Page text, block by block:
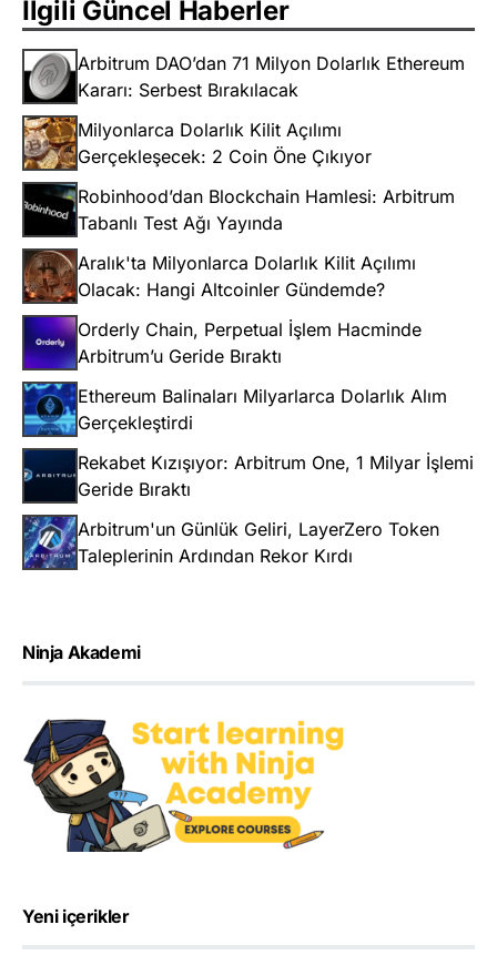
İlgili Güncel Haberler
Arbitrum DAO’dan 71 Milyon Dolarlık Ethereum
Kararı: Serbest Bırakılacak
Milyonlarca Dolarlık Kilit Açılımı
Gerçekleşecek: 2 Coin Öne Çıkıyor
Robinhood’dan Blockchain Hamlesi: Arbitrum
Tabanlı Test Ağı Yayında
Aralık'ta Milyonlarca Dolarlık Kilit Açılımı
Olacak: Hangi Altcoinler Gündemde?
Orderly Chain, Perpetual İşlem Hacminde
Arbitrum’u Geride Bıraktı
Ethereum Balinaları Milyarlarca Dolarlık Alım
Gerçekleştirdi
Rekabet Kızışıyor: Arbitrum One, 1 Milyar İşlemi
Geride Bıraktı
Arbitrum'un Günlük Geliri, LayerZero Token
Taleplerinin Ardından Rekor Kırdı
Ninja Akademi
Yeni içerikler